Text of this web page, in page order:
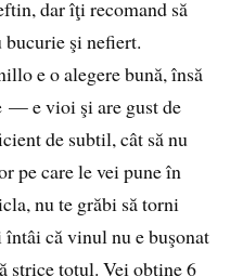
dar îţi recomand să
bucurie şi nefiert.
e o alegere bună, însă
— e vioi şi are gust de
de subtil, cât să nu
pe care le vei pune în
nu te grăbi să torni
că vinul nu e buşonat
strice totul. Vei obţine 6